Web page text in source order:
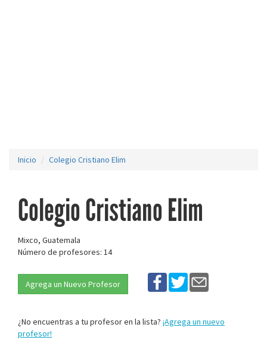
Inicio Colegio Cristiano Elim
Colegio Cristiano Elim
Mixco, Guatemala
Número de profesores: 14
Agrega un Nuevo Profesor
¿No encuentras a tu profesor en la lista? ¡Agrega un nuevo
profesor!